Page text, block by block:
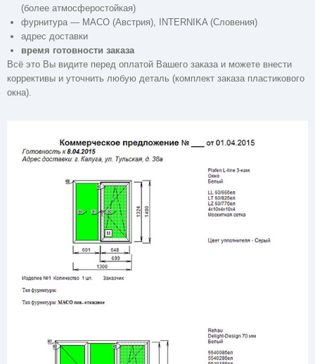
(более атмосферостойкая)
фурнитура — MACO (Австрия), INTERNIKA (Словения)
адрес доставки
время готовности заказа
Всё это Вы видите перед оплатой Вашего заказа и можете внести
коррективы и уточнить любую деталь (комплект заказа пластикового
окна).